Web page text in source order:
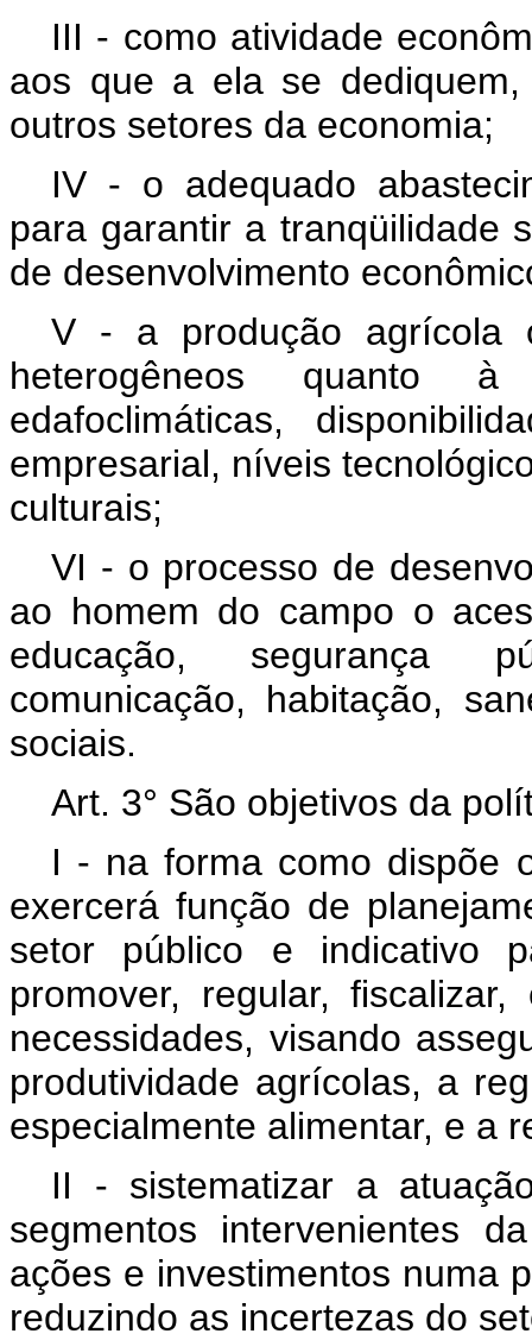
III - como atividade
aos que a ela se
outros setores da economia;
IV - o adequado
para garantir a tranqüilidade
de desenvolvimento
V - a produção agrícola
heterogêneos quanto à
edafoclimáticas,
empresarial, níveis
culturais;
VI - o processo de
ao homem do campo o
educação, segurança
comunicação, habitação,
sociais.
Art. 3° São objetivos da
I - na forma como dispõe
exercerá função de
setor público e indicativo
promover, regular,
necessidades, visando
produtividade agrícolas, a
especialmente alimentar, e a
II - sistematizar a
segmentos intervenientes
ações e investimentos numa
reduzindo as incertezas do